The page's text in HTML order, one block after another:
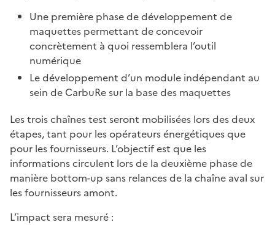
Une première phase de développement de
maquettes permettant de concevoir
concrètement à quoi ressemblera l’outil
numérique
Le développement d’un module indépendant au
sein de CarbuRe sur la base des maquettes
Les trois chaînes test seront mobilisées lors des deux
étapes, tant pour les opérateurs énergétiques que
pour les fournisseurs. L’objectif est que les
informations circulent lors de la deuxième phase de
manière bottom-up sans relances de la chaîne aval sur
les fournisseurs amont.
L’impact sera mesuré :